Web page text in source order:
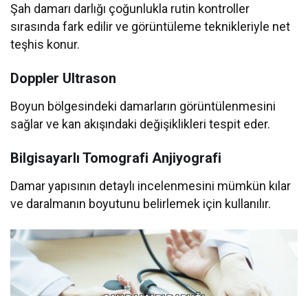
Şah damarı darlığı çoğunlukla rutin kontroller
sırasında fark edilir ve görüntüleme teknikleriyle net
teşhis konur.
Doppler Ultrason
Boyun bölgesindeki damarların görüntülenmesini
sağlar ve kan akışındaki değişiklikleri tespit eder.
Bilgisayarlı Tomografi Anjiyografi
Damar yapısının detaylı incelenmesini mümkün kılar
ve daralmanın boyutunu belirlemek için kullanılır.